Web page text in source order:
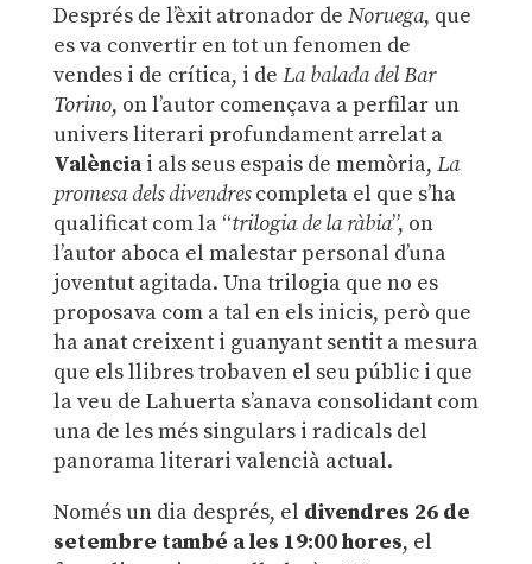
Després de l’èxit atronador de Noruega, que
es va convertir en tot un fenomen de
vendes i de crítica, i de La balada del Bar
Torino, on l’autor començava a perfilar un
univers literari profundament arrelat a
Valènciai als seus espais de memòria, La
promesa dels divendrescompleta el que s’ha
qualificat com la “trilogia de la ràbia”, on
l’autor aboca el malestar personal d’una
joventut agitada. Una trilogia que no es
proposava com a tal en els inicis, però que
ha anat creixent i guanyant sentit a mesura
que els llibres trobaven el seu públic i que
la veu de Lahuerta s’anava consolidant com
una de les més singulars i radicals del
panorama literari valencià actual.
Només un dia després, el divendres 26 de
setembre també a les 19:00 hores, el